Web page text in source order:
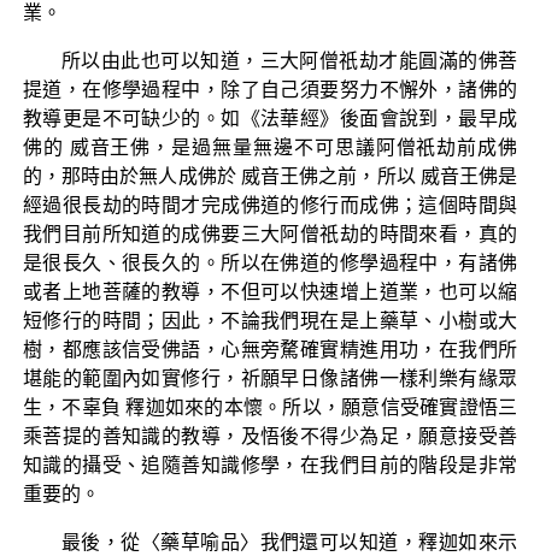
業。
所以由此也可以知道，三大阿僧祇劫才能圓滿的佛菩
提道，在修學過程中，除了自己須要努力不懈外，諸佛的
教導更是不可缺少的。如《法華經》後面會說到，最早成
佛的 威音王佛，是過無量無邊不可思議阿僧祇劫前成佛
的，那時由於無人成佛於 威音王佛之前，所以 威音王佛是
經過很長劫的時間才完成佛道的修行而成佛；這個時間與
我們目前所知道的成佛要三大阿僧祇劫的時間來看，真的
是很長久、很長久的。所以在佛道的修學過程中，有諸佛
或者上地菩薩的教導，不但可以快速增上道業，也可以縮
短修行的時間；因此，不論我們現在是上藥草、小樹或大
樹，都應該信受佛語，心無旁騖確實精進用功，在我們所
堪能的範圍內如實修行，祈願早日像諸佛一樣利樂有緣眾
生，不辜負 釋迦如來的本懷。所以，願意信受確實證悟三
乘菩提的善知識的教導，及悟後不得少為足，願意接受善
知識的攝受、追隨善知識修學，在我們目前的階段是非常
重要的。
最後，從〈藥草喻品〉我們還可以知道，釋迦如來示